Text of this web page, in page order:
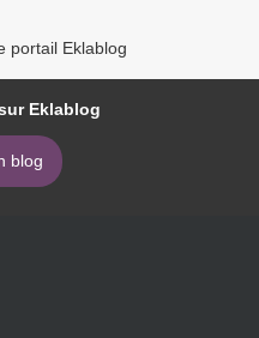
portail Eklablog
Eklablog
blog